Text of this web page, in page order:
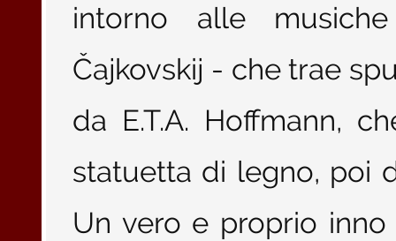
intorno alle
Čajkovskij - che trae
da E.T.A. Hoffmann,
statuetta di legno, poi
Un vero e proprio